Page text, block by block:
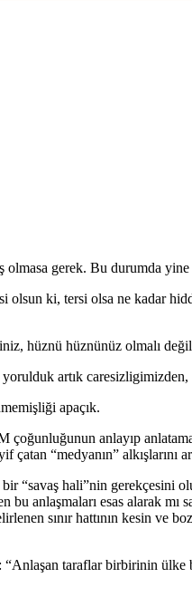
olmasa gerek. Bu durumda
olsun ki, tersi olsa ne kadar
hüznü hüznünüz olmalı
artık
apaçık.
anlayıp
çatan “medyanın” alkışlarını
“savaş hali”nin gerekçesini
anlaşmaları esas alarak
sınır hattının kesin ve
“Anlaşan taraflar birbirinin